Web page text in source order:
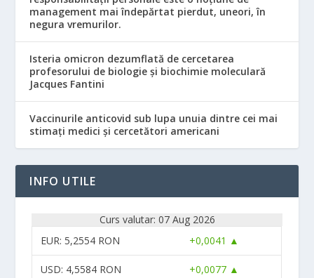
management mai îndepărtat pierdut, uneori, în
negura vremurilor.
Isteria omicron dezumflată de cercetarea
profesorului de biologie și biochimie moleculară
Jacques Fantini
Vaccinurile anticovid sub lupa unuia dintre cei mai
stimați medici și cercetători americani
INFO UTILE
Curs valutar: 07 Aug 2026
EUR: 5,2554 RON +0,0041 ▲
USD: 4,5584 RON +0,0077 ▲